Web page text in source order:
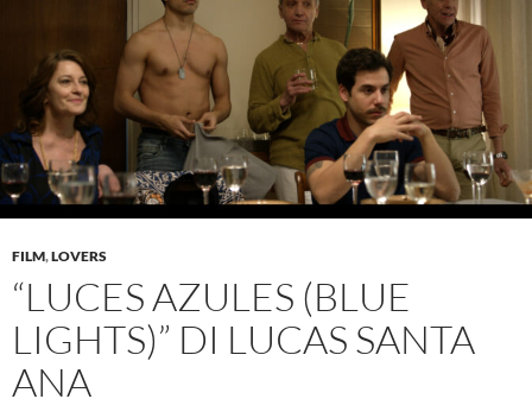
FILM,LOVERS
“LUCES AZULES (BLUE
LIGHTS)” DI LUCAS SANTA
ANA